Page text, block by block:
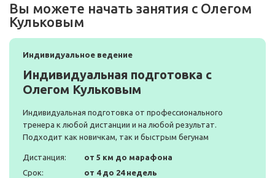
Вы можете начать занятия с Олегом
Кульковым
Индивидуальное ведение
Индивидуальная подготовка с
Олегом Кульковым
Индивидуальная подготовка от профессионального
тренера к любой дистанции и на любой результат.
Подходит как новичкам, так и быстрым бегунам
Дистанция:
от 5 км до марафона
Срок:
от 4 до 24 недель